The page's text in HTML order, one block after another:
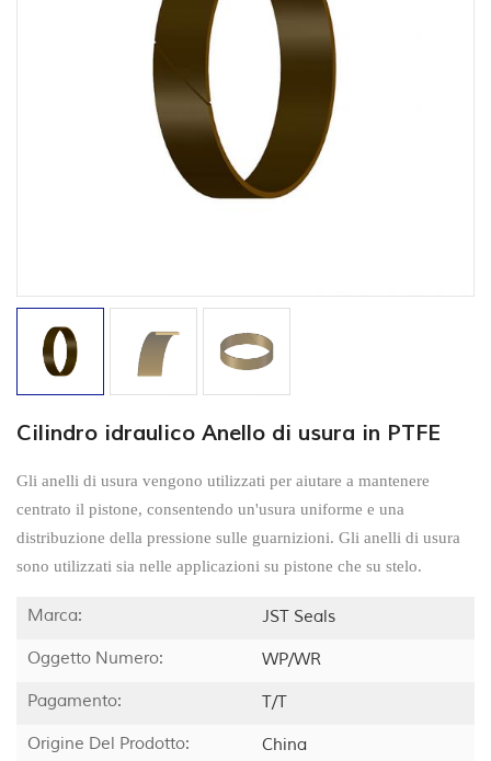
Cilindro idraulico Anello di usura in PTFE
Gli anelli di usura vengono utilizzati per aiutare a mantenere
centrato il pistone, consentendo un'usura uniforme e una
distribuzione della pressione sulle guarnizioni. Gli anelli di usura
sono utilizzati sia nelle applicazioni su pistone che su stelo.
Marca:
JST Seals
Oggetto Numero:
WP/WR
Pagamento:
T/T
Origine Del Prodotto:
China